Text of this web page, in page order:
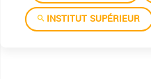
INSTITUT SUPÉRIEUR